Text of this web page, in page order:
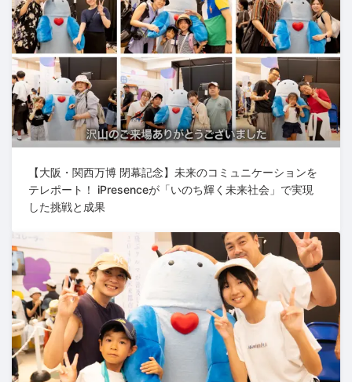
【大阪・関西万博 閉幕記念】未来のコミュニケーションを
テレポート！ iPresenceが「いのち輝く未来社会」で実現
した挑戦と成果